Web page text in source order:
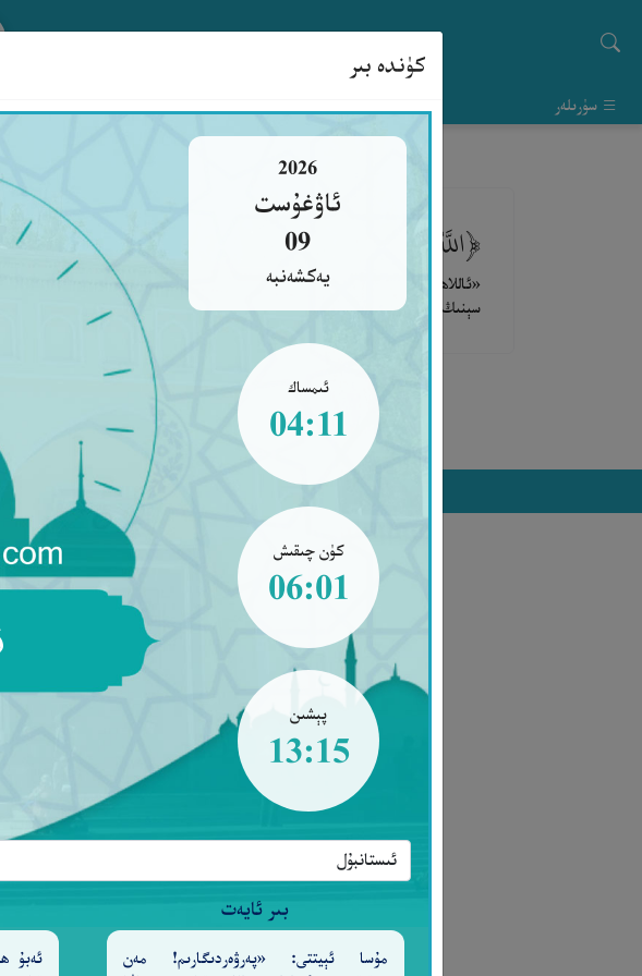
كۈندە بىر
2026
ئاۋغۇست
09
يەكشەنبە
ئىمساك
04:11
كۈن چىقىش
06:01
پېشىن
13:15
بىر ئايەت
مۇسا ئېيتتى: «پەرۋەردىگارىم! مەن
ئەبۇ
سۈرىلەر
﴿اللَّهُ أَكْبَرُ، اللَّهُمَّ أَهِلَّهُ عَلَيْنَا بِالأَمْنِ، وَالإِيمَانِ
«ئاللاھ بۈيۈكتۇر. ئى ئاللاھ! ئۇ ئاينى بىزگە تىنچ - ئامانلىق بىلەن،
سېنىڭ رەببىڭ ئاللاھتۇر.» [تىرمىزى ۋە دارىمى رىۋايىتى].